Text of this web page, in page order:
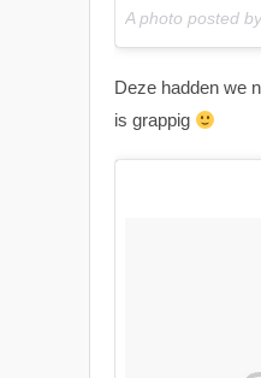
Deze hadden we
is grappig